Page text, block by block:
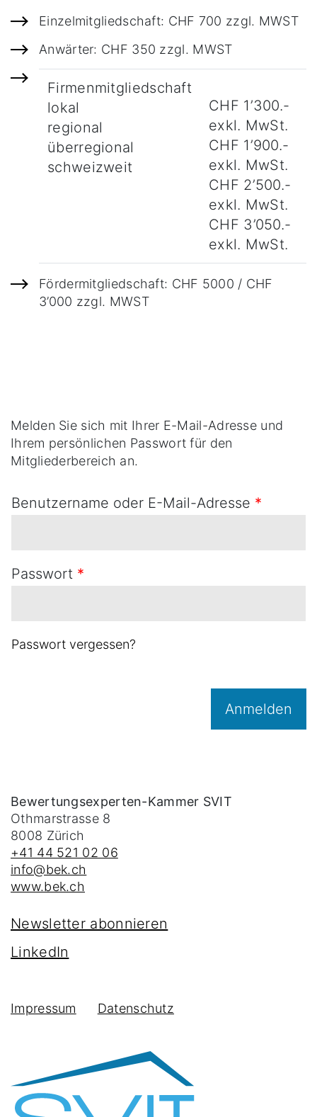
Einzelmitgliedschaft: CHF 700 zzgl. MWST
Anwärter: CHF 350 zzgl. MWST
Firmenmitgliedschaft
lokal
regional
überregional
schweizweit
CHF 1’300.-
exkl. MwSt.
CHF 1’900.-
exkl. MwSt.
CHF 2’500.-
exkl. MwSt.
CHF 3’050.-
exkl. MwSt.
Fördermitgliedschaft: CHF 5000 / CHF
3’000 zzgl. MWST
Melden Sie sich mit Ihrer E-Mail-Adresse und
Ihrem persönlichen Passwort für den
Mitgliederbereich an.
Benutzername oder E-Mail-Adresse *
Passwort *
Passwort vergessen?
Anmelden
Bewertungsexperten-Kammer SVIT
Othmarstrasse 8
8008 Zürich
+41 44 521 02 06
info@bek.ch
www.bek.ch
Newsletter abonnieren
LinkedIn
Impressum Datenschutz